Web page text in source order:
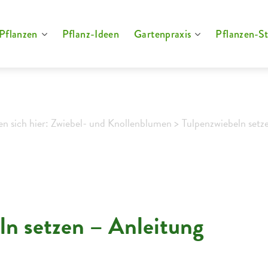
Pflanzen Pflanz-Ideen Gartenpraxis Pflanzen-
sich hier: Zwiebel- und Knollenblumen > Tulpenzwiebeln
setzen – Anleitung